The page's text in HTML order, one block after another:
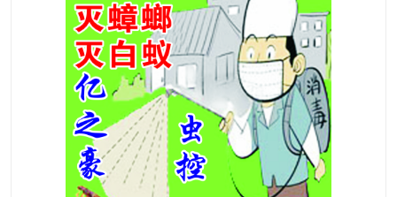
昆明消毒公司 昆明灭红火蚁公司
昆明驱蛇公司 昆明除虫除蚁